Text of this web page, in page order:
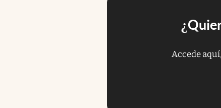
Accede